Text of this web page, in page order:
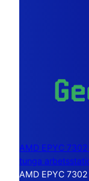
AMD EPYC
tunga
AMD EPYC